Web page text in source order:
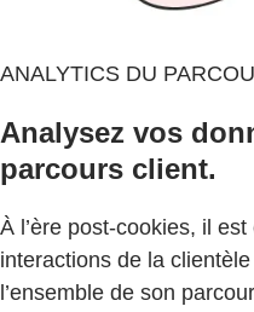
ANALYTICS DU
Analysez vos
parcours client.
À l’ère post-cookies, il
interactions de la
l’ensemble de son